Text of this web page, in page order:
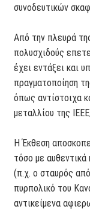
συνοδευτικών
Από την πλευρά
πολυσχιδούς
έχει εντάξει και
πραγματοποίηση
όπως αντίστοιχα
μεταλλίου της
Η Έκθεση
τόσο με
(π.χ. ο σταυρός
πυρπολικό του
αντικείμενα